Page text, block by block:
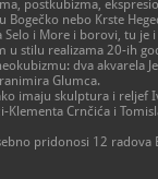
postkubizma,
Bogečko nebo Krste
Selo i More i borovi, tu je
u stilu realizama 20-ih
dva akvarela
Glumca.
imaju skulptura i reljef
Klementa Crnčića i
pridonosi 12